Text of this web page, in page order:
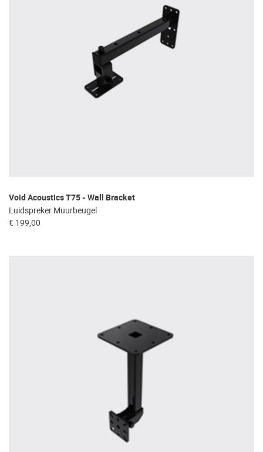
Void Acoustics T75 - Wall Bracket
Luidspreker Muurbeugel
€ 199,00